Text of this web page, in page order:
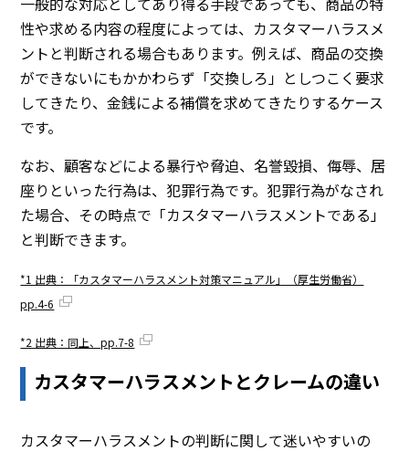
性や求める内容の程度によっては、カスタマーハラスメ
ントと判断される場合もあります。例えば、商品の交換
ができないにもかかわらず「交換しろ」としつこく要求
してきたり、金銭による補償を求めてきたりするケース
です。
なお、顧客などによる暴行や脅迫、名誉毀損、侮辱、居
座りといった行為は、犯罪行為です。犯罪行為がなされ
た場合、その時点で「カスタマーハラスメントである」
と判断できます。
*1 出典：「カスタマーハラスメント対策マニュアル」（厚生労働省）
pp.4-6
*2 出典：同上、pp.7-8
カスタマーハラスメントとクレームの違い
カスタマーハラスメントの判断に関して迷いやすいの